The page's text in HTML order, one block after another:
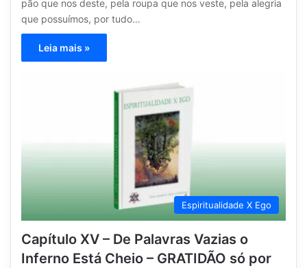
pão que nos deste, pela roupa que nos veste, pela alegria
que possuímos, por tudo…
Leia mais »
Espiritualidade X Ego
Capítulo XV – De Palavras Vazias o
Inferno Está Cheio – GRATIDÃO só por